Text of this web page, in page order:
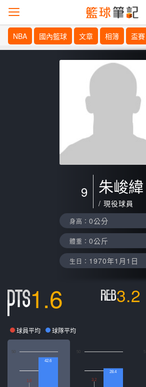
NBA 國內籃球 文章 相簿 盃賽
9 朱峻緯
/ 現役球員
身高： 0公分
體重： 0公斤
生日： 1970年1月1日
1.6 3.2
球員平均 球隊平均
50
1.6
42.6
50
3.2
28.4
5